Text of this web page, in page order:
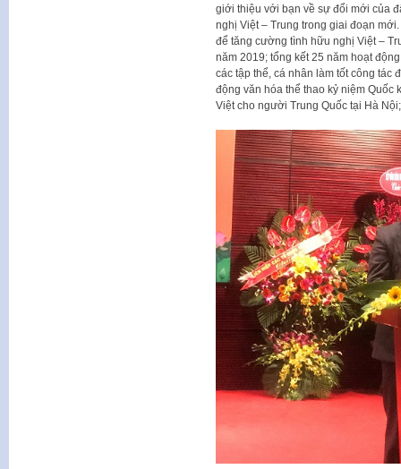
giới thiệu với bạn về sự đổi mới của
nghị Việt – Trung trong giai đoạn
để tăng cường tình hữu nghị Việt –
năm 2019; tổng kết 25 năm hoạt
các tập thể, cá nhân làm tốt công tác
động văn hóa thể thao kỷ niệm Quốc
Việt cho người Trung Quốc tại Hà